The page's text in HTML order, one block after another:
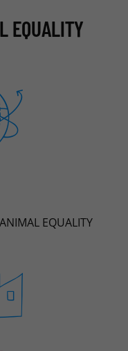
EQUALITY
EQUALITY